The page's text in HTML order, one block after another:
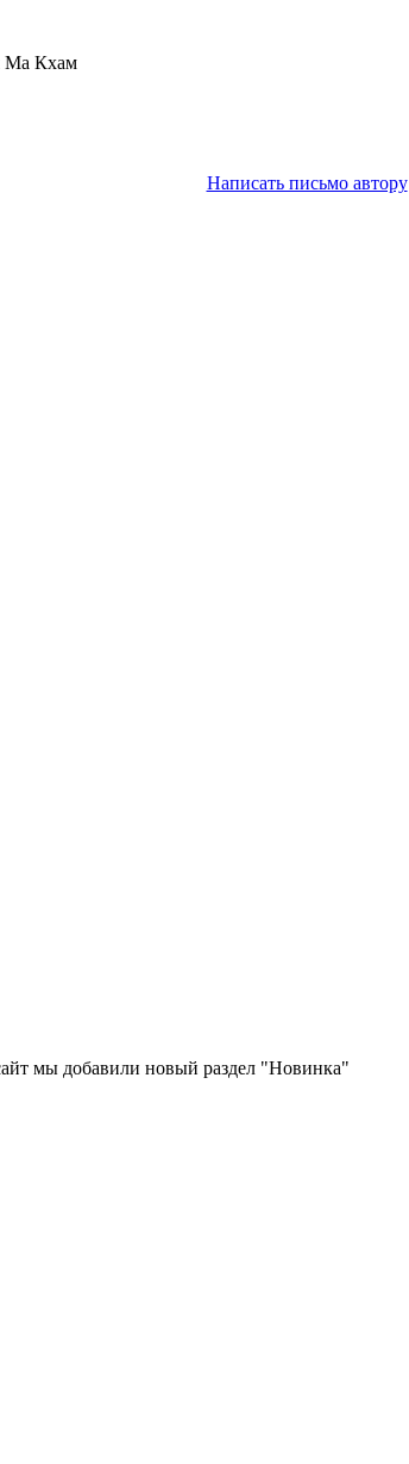
Ма Кхам
Написать письмо автору
мы добавили новый раздел "Новинка"